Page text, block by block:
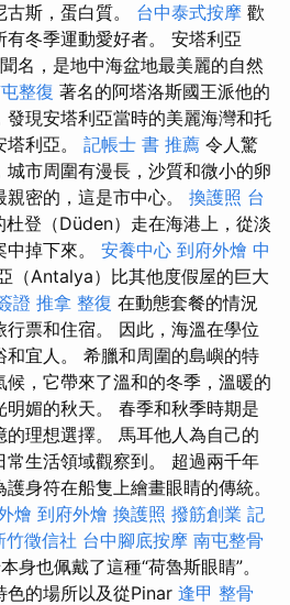
斯，蛋白質。 台中泰式按摩 歡
冬季運動愛好者。 安塔利亞
名，是地中海盆地最美麗的自然
整復 著名的阿塔洛斯國王派他的
現安塔利亞當時的美麗海灣和托
利亞。 記帳士 書 推薦 令人驚
市周圍有漫長，沙質和微小的卵
密的，這是市中心。 換護照 台
杜登（Düden）走在海港上，從淡
掉下來。 安養中心 到府外燴 中
（Antalya）比其他度假屋的巨大
證 推拿 整復 在動態套餐的情況
票和住宿。 因此，海溫在學位
和宜人。 希臘和周圍的島嶼的特
，它帶來了溫和的冬季，溫暖的
媚的秋天。 春季和秋季時期是
理想選擇。 馬耳他人為自己的
生活領域觀察到。 超過兩千年
身符在船隻上繪畫眼睛的傳統。
燴 到府外燴 換護照 撥筋創業 記
竹徵信社 台中腳底按摩 南屯整骨
身也佩戴了這種“荷魯斯眼睛”。
色的場所以及從Pinar 逢甲 整骨